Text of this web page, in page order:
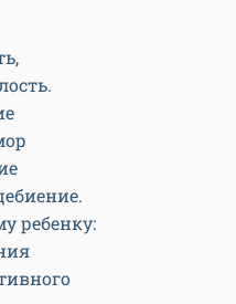
ребенку: